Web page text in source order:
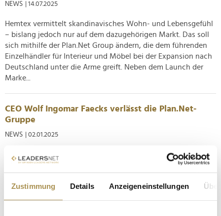
Zustimmung Details Anzeigeneinstellungen
NEWS | 14.07.2025
Hemtex vermittelt skandinavisches Wohn- und Lebensgefühl
– bislang jedoch nur auf dem dazugehörigen Markt. Das soll
sich mithilfe der Plan.Net Group ändern, die dem führenden
Einzelhändler für Interieur und Möbel bei der Expansion nach
Deutschland unter die Arme greift. Neben dem Launch der
Marke...
CEO Wolf Ingomar Faecks verlässt die Plan.Net-
Gruppe
NEWS | 02.01.2025
Der erste Monat des neuen Jahres ist gleichzeitig der letzte
von Wolf Ingomar Faecks als CEO der Plan.Net-Gruppe.
internationalen Anbieter für Consulting, Experience und